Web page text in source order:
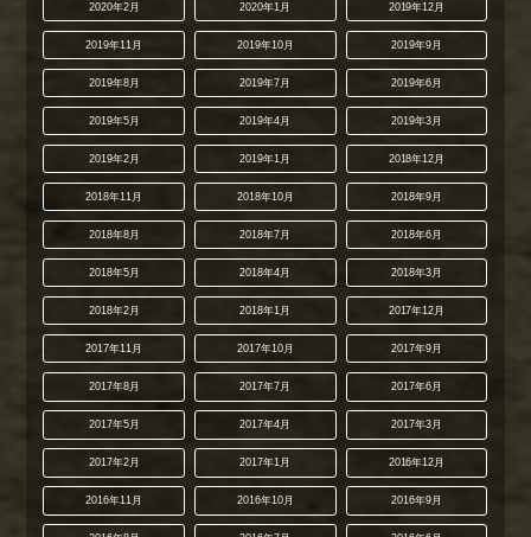
2020年2月 2020年1月 2019年12月
2019年11月 2019年10月 2019年9月
2019年8月 2019年7月 2019年6月
2019年5月 2019年4月 2019年3月
2019年2月 2019年1月 2018年12月
2018年11月 2018年10月 2018年9月
2018年8月 2018年7月 2018年6月
2018年5月 2018年4月 2018年3月
2018年2月 2018年1月 2017年12月
2017年11月 2017年10月 2017年9月
2017年8月 2017年7月 2017年6月
2017年5月 2017年4月 2017年3月
2017年2月 2017年1月 2016年12月
2016年11月 2016年10月 2016年9月